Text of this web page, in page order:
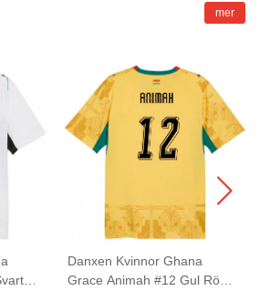
mer
Danxen Kvinnor Ghana
Grace Animah #12 Gul Röd